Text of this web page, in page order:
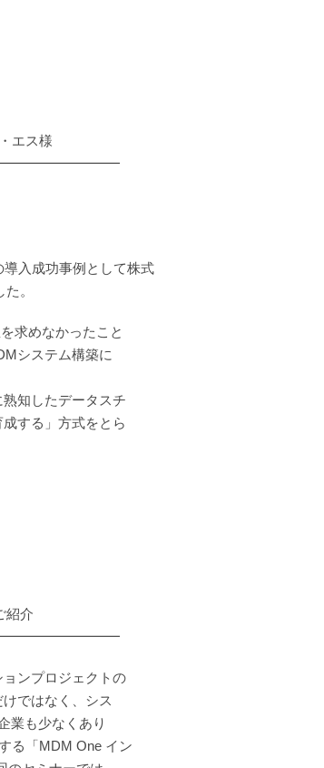
エス様
入成功事例として株式
。
求めなかったこと
システム構築に
知したデータスチ
する」方式をとら
紹介
ンプロジェクトの
ではなく、シス
業も少なくあり
る「MDM One イン